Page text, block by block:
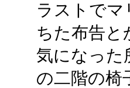
ラストでマ
ちた布告と
気になった
の二階の椅